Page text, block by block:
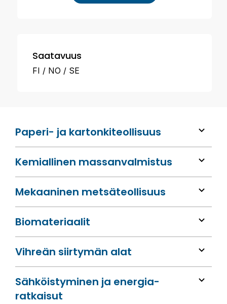
Paperi- ja kartonkiteollisuus
Kemiallinen massan­valmistus
Mekaaninen metsä­teollisuus
Bio­materiaalit
Vihreän siirtymän alat
Sähköis­tyminen ja energia­
ratkaisut
Saatavuus
FI NO SE